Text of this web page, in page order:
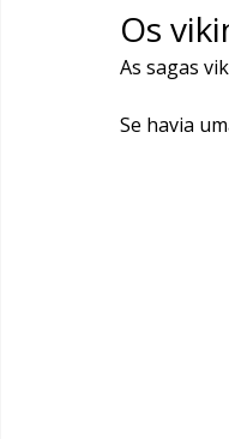
Os
As sagas
Se havia